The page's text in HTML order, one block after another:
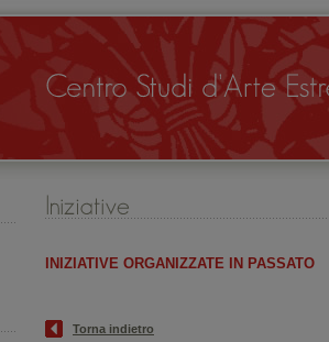
INIZIATIVE ORGANIZZATE IN PASSATO
Torna indietro